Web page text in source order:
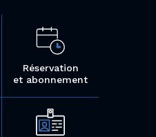
Réservation
et abonnement